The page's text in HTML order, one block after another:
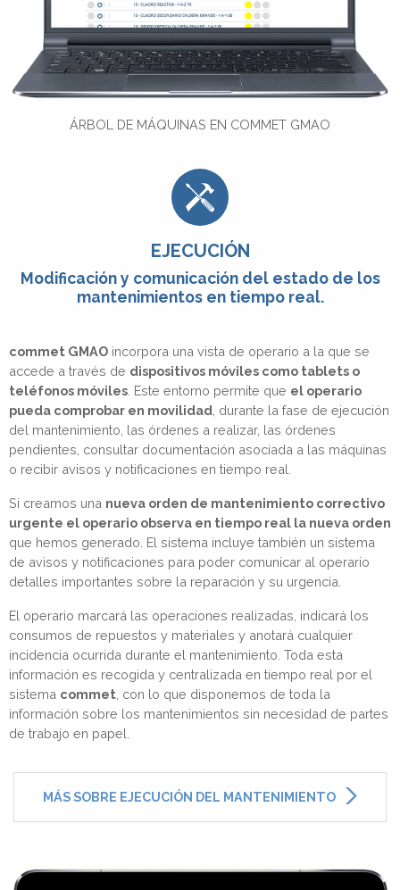
ÁRBOL DE MÁQUINAS EN COMMET GMAO
EJECUCIÓN
Modificación y comunicación del estado de los
mantenimientos en tiempo real.
commet GMAO incorpora una vista de operario a la que se
accede a través de dispositivos móviles como tablets o
teléfonos móviles . Este entorno permite que el operario
pueda comprobar en movilidad , durante la fase de ejecución
del mantenimiento, las órdenes a realizar, las órdenes
pendientes, consultar documentación asociada a las máquinas
o recibir avisos y notificaciones en tiempo real.
Si creamos una nueva orden de mantenimiento correctivo
urgente el operario observa en tiempo real la nueva orden
que hemos generado. El sistema incluye también un sistema
de avisos y notificaciones para poder comunicar al operario
detalles importantes sobre la reparación y su urgencia.
El operario marcará las operaciones realizadas, indicará los
consumos de repuestos y materiales y anotará cualquier
incidencia ocurrida durante el mantenimiento. Toda esta
información es recogida y centralizada en tiempo real por el
sistema commet , con lo que disponemos de toda la
información sobre los mantenimientos sin necesidad de partes
de trabajo en papel.
MÁS SOBRE EJECUCIÓN DEL MANTENIMIENTO